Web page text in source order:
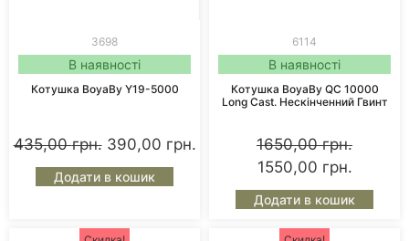
3698
В наявності
Котушка BoyaBy Y19-5000
435,00грн. 390,00 грн.
Додати в кошик
6114
В наявності
Котушка BoyaBy QC 10000
Long Cast. Нескінченний Гвинт
1650,00грн.
1550,00 грн.
Додати в кошик